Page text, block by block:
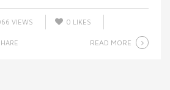
VIEWS 0 LIKES
READ MORE